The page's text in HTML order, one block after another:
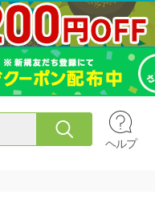
ヘルプ